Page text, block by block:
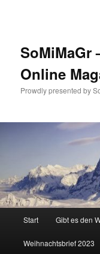
SoMiMaGr
Online
Prowdly presented by
Start Gibt es den
Weihnachtsbrief 2023